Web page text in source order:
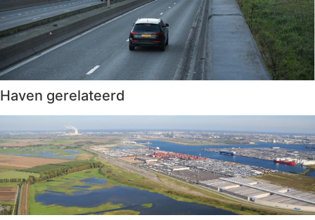
Haven gerelateerd